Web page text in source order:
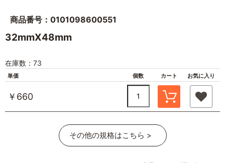
商品番号：0101098600551
32mmX48mm
在庫数：73
単価 個数 カート お気に入り
￥660
その他の規格はこちら >